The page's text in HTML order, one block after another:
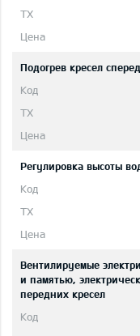
Подогрев кресел
Регулировка высоты
Вентилируемые
и памятью,
передних кресел